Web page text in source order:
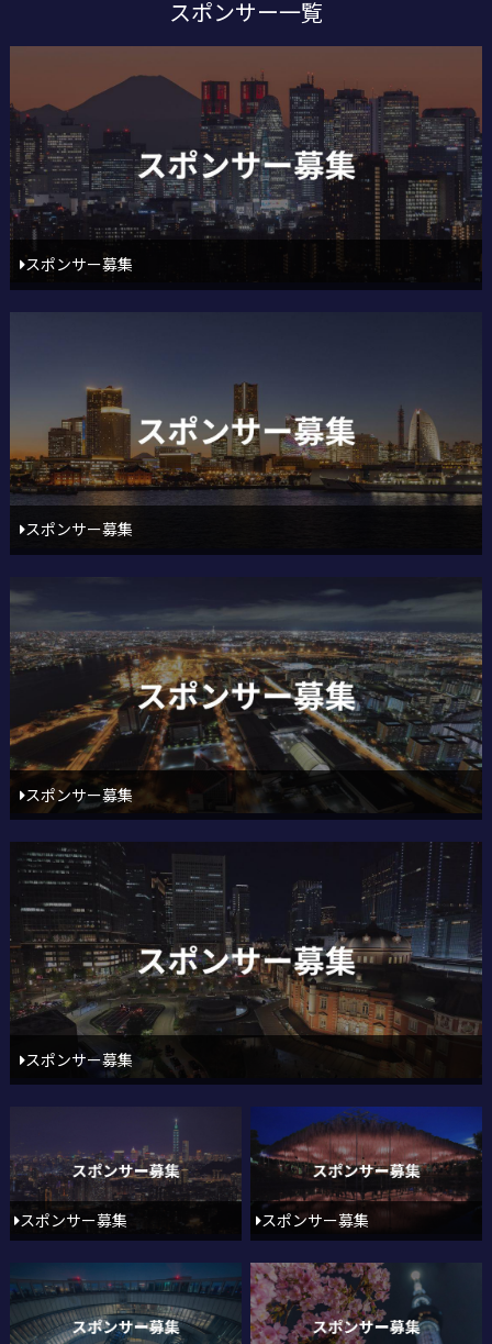
スポンサー一覧
スポンサー募集
スポンサー募集
スポンサー募集
スポンサー募集
スポンサー募集 スポンサー募集